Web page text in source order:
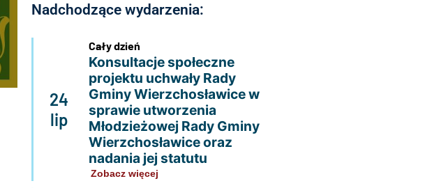
Nadchodzące wydarzenia:
24
lip
Cały dzień
Konsultacje społeczne
projektu uchwały Rady
Gminy Wierzchosławice w
sprawie utworzenia
Młodzieżowej Rady Gminy
Wierzchosławice oraz
nadania jej statutu
Zobacz więcej